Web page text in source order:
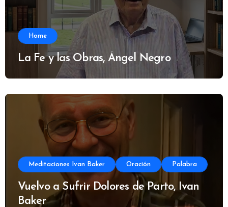
Home
La Fe y las Obras, Ángel Negro
Meditaciones Ivan Baker Oración Palabra
Vuelvo a Sufrir Dolores de Parto, Ivan
Baker